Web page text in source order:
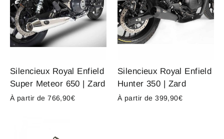
Silencieux Royal Enfield
Super Meteor 650 | Zard
À partir de 766,90€
Silencieux Royal Enfield
Hunter 350 | Zard
À partir de 399,90€